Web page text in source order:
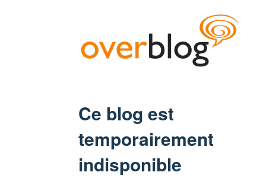
Ce blog est
temporairement
indisponible